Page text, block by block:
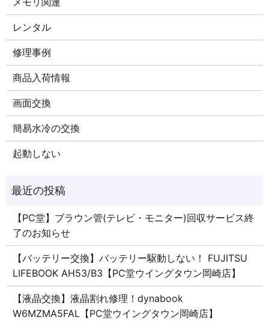
レンタル
修理事例
商品入荷情報
画面交換
簡易水冷の交換
起動しない
【PC堂】ブラウン管(テレビ・モニター)回収サービス終
了のお知らせ
【バッテリー交換】バッテリー駆動しない！ FUJITSU
LIFEBOOK AH53/B3【PC堂ウイングタウン岡崎店】
【液晶交換】液晶割れ修理！dynabook
W6MZMA5FAL【PC堂ウイングタウン岡崎店】